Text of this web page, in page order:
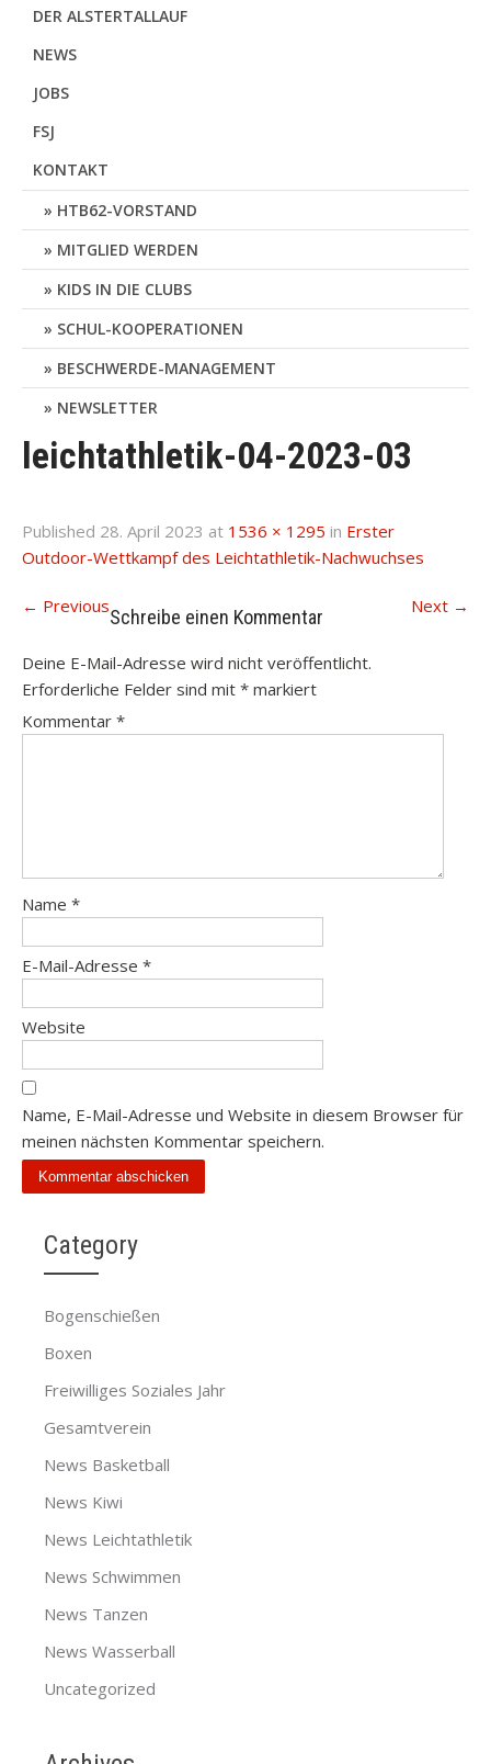
DER ALSTERTALLAUF
NEWS
JOBS
FSJ
KONTAKT
HTB62-VORSTAND
MITGLIED WERDEN
KIDS IN DIE CLUBS
SCHUL-KOOPERATIONEN
BESCHWERDE-MANAGEMENT
NEWSLETTER
leichtathletik-04-2023-03
Published 28. April 2023 at 1536 × 1295 in Erster
Outdoor-Wettkampf des Leichtathletik-Nachwuchses
← Previous Next →
Schreibe einen Kommentar
Deine E-Mail-Adresse wird nicht veröffentlicht.
Erforderliche Felder sind mit * markiert
Kommentar *
Name *
E-Mail-Adresse *
Website
Name, E-Mail-Adresse und Website in diesem Browser für
meinen nächsten Kommentar speichern.
Category
Bogenschießen
Boxen
Freiwilliges Soziales Jahr
Gesamtverein
News Basketball
News Kiwi
News Leichtathletik
News Schwimmen
News Tanzen
News Wasserball
Uncategorized